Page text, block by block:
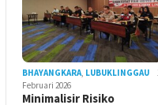
BHAYANGKARA, LUBUKLINGGAU
Februari 2026
Minimalisir Risiko